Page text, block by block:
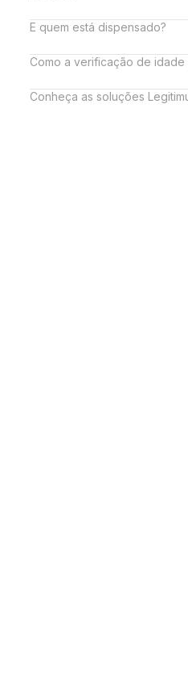
E quem está dispensado?
Como a verificação de
Conheça as soluções